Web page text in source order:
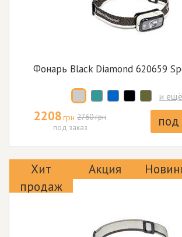
Фонарь Black Diamond 620659
и
2208грн 2760 грн
под заказ
под
Хит
продаж
Акция